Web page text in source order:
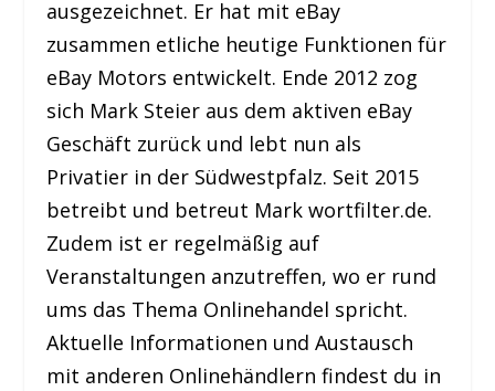
ausgezeichnet. Er hat mit eBay
zusammen etliche heutige Funktionen für
eBay Motors entwickelt. Ende 2012 zog
sich Mark Steier aus dem aktiven eBay
Geschäft zurück und lebt nun als
Privatier in der Südwestpfalz. Seit 2015
betreibt und betreut Mark wortfilter.de.
Zudem ist er regelmäßig auf
Veranstaltungen anzutreffen, wo er rund
ums das Thema Onlinehandel spricht.
Aktuelle Informationen und Austausch
mit anderen Onlinehändlern findest du in